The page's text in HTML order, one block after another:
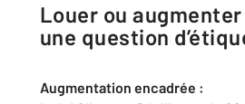
Louer ou augmenter son loyer,
une question
Augmentation encadrée :